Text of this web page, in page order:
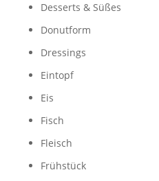
Desserts & Süßes
Donutform
Dressings
Eintopf
Eis
Fisch
Fleisch
Frühstück